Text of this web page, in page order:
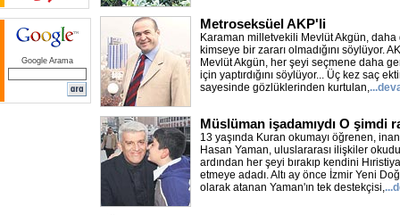
Google Arama
Metroseksüel AKP'li
Karaman milletvekili Mevlüt Akgün,
kimseye bir zararı olmadığını söylüyor.
Mevlüt Akgün, her şeyi seçmene daha
için yaptırdığını söylüyor... Üç kez saç
sayesinde gözlüklerinden kurtulan,
Müslüman işadamıydı O şimdi
13 yaşında Kuran okumayı öğrenen,
Hasan Yaman, uluslararası ilişkiler
ardından her şeyi bırakıp kendini
etmeye adadı. Altı ay önce İzmir Yeni
olarak atanan Yaman'ın tek destekçisi,